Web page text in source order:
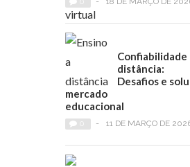
Confiabilidade
distância:
Desafios e
mercado
educacional
- 11 DE MARÇO DE